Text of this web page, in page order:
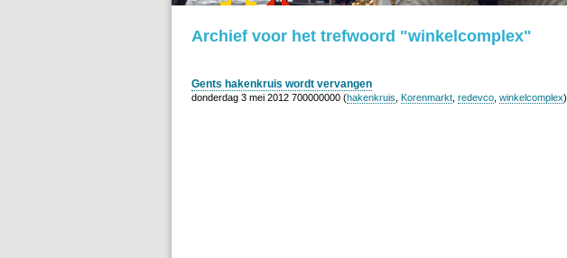
Archief voor het trefwoord "winkelcomplex"
Gents hakenkruis wordt vervangen
donderdag 3 mei 2012 700000000 (hakenkruis Korenmarkt redevco winkelcomplex)